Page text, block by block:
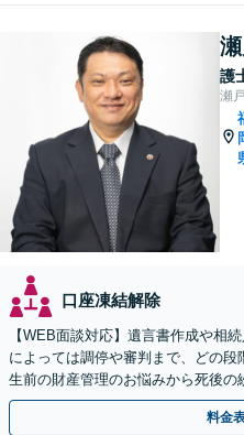
護
瀬
口座凍結解除
【WEB面談対応】遺言書作成や相
によっては調停や審判まで、どの段
生前の財産管理のお悩みから死後
き継ぐ安心の事業承継をサポート」
料金